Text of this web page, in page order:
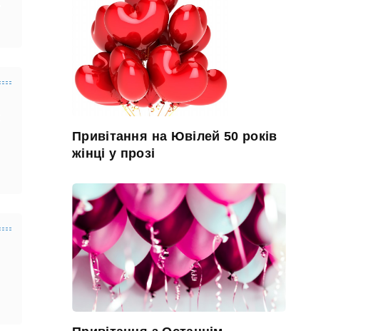
Привітання на Ювілей 50 років
жінці у прозі